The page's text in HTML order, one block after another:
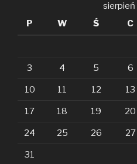
P
W Ś C
3 4 5 6
10 11 12 13
17 18 19 20
24 25 26 27
31